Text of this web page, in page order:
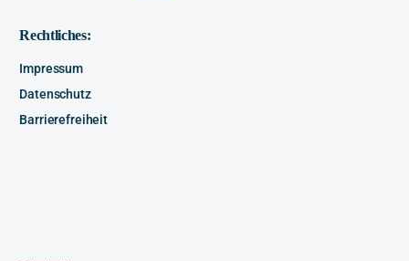
Rechtliches:
Impressum
Datenschutz
Barrierefreiheit